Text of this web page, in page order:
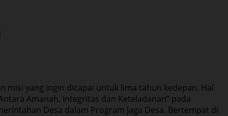
misi yang ingin dicapai untuk lima tahun kedepan. Hal
Amanah, Integritas dan Keteladanan” pada
Desa dalam Program Jaga Desa. Bertempat di